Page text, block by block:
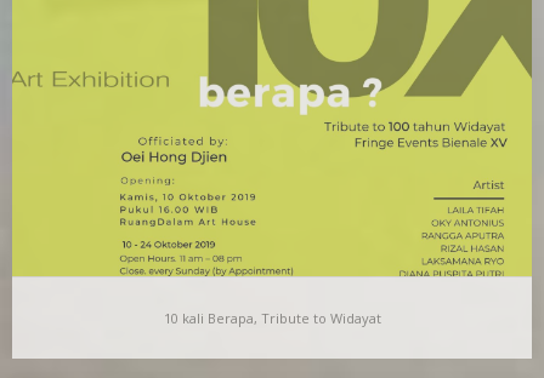
Kelas LemakJenuh (Lejen) adalah salah satu program
RuangDalam Art House. Lewat program sekali sebulan ini,
10 kali Berapa, Tribute to Widayat